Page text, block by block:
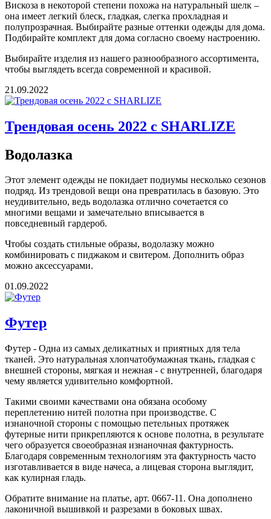
Вискоза в некоторой степени похожа на натуральный шелк –
она имеет легкий блеск, гладкая, слегка прохладная и
полупрозрачная. Выбирайте разные оттенки одежды для дома.
Подбирайте комплект для дома согласно своему настроению.
Выбирайте изделия из нашего разнообразного ассортимента,
чтобы выглядеть всегда современной и красивой.
21.09.2022
Трендовая осень 2022 с SHARLIZE
Водолазка
Этот элемент одежды не покидает подиумы несколько сезонов
подряд. Из трендовой вещи она превратилась в базовую. Это
неудивительно, ведь водолазка отлично сочетается со
многими вещами и замечательно вписывается в
повседневный гардероб.
Чтобы создать стильные образы, водолазку можно
комбинировать с пиджаком и свитером. Дополнить образ
можно аксессуарами.
01.09.2022
Футер
Футер - Одна из самых деликатных и приятных для тела
тканей. Это натуральная хлопчатобумажная ткань, гладкая с
внешней стороны, мягкая и нежная - с внутренней, благодаря
чему является удивительно комфортной.
Такими своими качествами она обязана особому
переплетению нитей полотна при производстве. С
изнаночной стороны с помощью петельных протяжек
футерные нити прикрепляются к основе полотна, в результате
чего образуется своеобразная изнаночная фактурность.
Благодаря современным технологиям эта фактурность часто
изготавливается в виде начеса, а лицевая сторона выглядит,
как кулирная гладь.
Обратите внимание на платье, арт. 0667-11. Она дополнено
лаконичной вышивкой и разрезами в боковых швах.